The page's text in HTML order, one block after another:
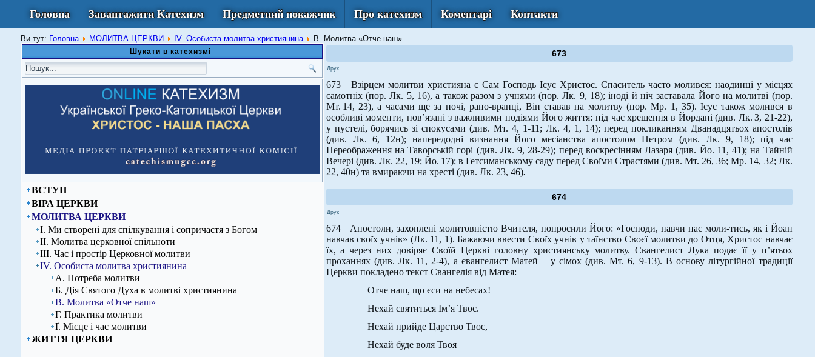
Головна Завантажити Катехизм Предметний покажчик Про катехизм Коментарі Контакти
Ви тут: Головна МОЛИТВА ЦЕРКВИ ІV. Особиста молитва християнина В. Молитва «Отче наш»
Шукати в катехизмі
ВСТУП
ВІРА ЦЕРКВИ
МОЛИТВА ЦЕРКВИ
І. Ми створені для спілкування і сопричастя з Богом
ІІ. Молитва церковної спільноти
ІІІ. Час і простір Церковної молитви
ІV. Особиста молитва християнина
А. Потреба молитви
Б. Дія Святого Духа в молитві християнина
В. Молитва «Отче наш»
Г. Практика молитви
Ґ. Місце і час молитви
ЖИТТЯ ЦЕРКВИ
673
Друк
673 Взірцем молитви християна є Сам Господь Ісус Христос. Спаситель часто молився: наодинці у місцях
самотніх (пор. Лк. 5, 16), а також разом з учнями (пор. Лк. 9, 18); іноді й ніч заставала Його на молитві (пор.
Мт. 14, 23), а часами ще за ночі, рано-вранці, Він ставав на молитву (пор. Мр. 1, 35). Ісус також молився в
особливі моменти, пов’язані з важливими подіями Його життя: під час хрещення в Йордані (див. Лк. 3, 21-22),
у пустелі, борячись зі спокусами (див. Мт. 4, 1-11; Лк. 4, 1, 14); перед покликанням Дванадцятьох апостолів
(див. Лк. 6, 12н); напередодні визнання Його месіанства апостолом Петром (див. Лк. 9, 18); під час
Переображення на Таворській горі (див. Лк. 9, 28-29); перед воскресінням Лазаря (див. Йо. 11, 41); на Тайній
Вечері (див. Лк. 22, 19; Йо. 17); в Гетсиманському саду перед Своїми Страстями (див. Мт. 26, 36; Мр. 14, 32; Лк.
22, 40н) та вмираючи на хресті (див. Лк. 23, 46).
674
Друк
674 Апостоли, захоплені молитовністю Вчителя, попросили Його: «Господи, навчи нас моли-тись, як і Йоан
навчав своїх учнів» (Лк. 11, 1). Бажаючи ввести Своїх учнів у таїнство Своєї молитви до Отця, Христос навчає
їх, а через них довіряє Своїй Церкві головну християнську молитву. Євангелист Лука подає її у п’ятьох
проханнях (див. Лк. 11, 2-4), а євангелист Матей – у сімох (див. Мт. 6, 9-13). В основу літургійної традиції
Церкви покладено текст Євангелія від Матея:
Отче наш, що єси на небесах!
Нехай святиться Ім’я Твоє.
Нехай прийде Царство Твоє,
Нехай буде воля Твоя